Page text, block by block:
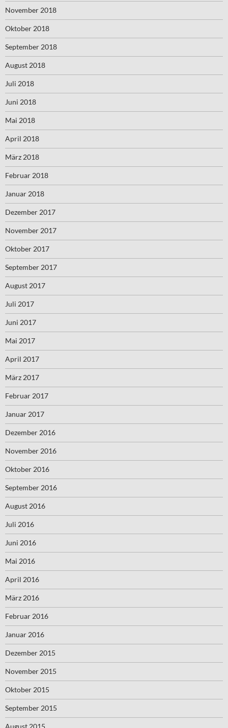
November 2018
Oktober 2018
September 2018
August 2018
Juli 2018
Juni 2018
Mai 2018
April 2018
März 2018
Februar 2018
Januar 2018
Dezember 2017
November 2017
Oktober 2017
September 2017
August 2017
Juli 2017
Juni 2017
Mai 2017
April 2017
März 2017
Februar 2017
Januar 2017
Dezember 2016
November 2016
Oktober 2016
September 2016
August 2016
Juli 2016
Juni 2016
Mai 2016
April 2016
März 2016
Februar 2016
Januar 2016
Dezember 2015
November 2015
Oktober 2015
September 2015
August 2015